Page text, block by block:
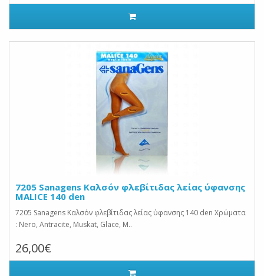
7205 Sanagens Καλσόν φλεβίτιδας λείας ύφανσης
MALICE 140 den
7205 Sanagens Καλσόν φλεβίτιδας λείας ύφανσης 140 den Χρώματα
: Nero, Antracite, Muskat, Glace, M..
26,00€